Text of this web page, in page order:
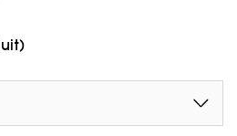
de 54 personnes de
et carnation.